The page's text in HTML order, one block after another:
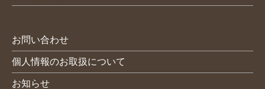
お問い合わせ
個人情報のお取扱について
お知らせ